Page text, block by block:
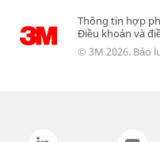
Thông tin hợp
Điều khoản và
© 3M 2026. Bảo